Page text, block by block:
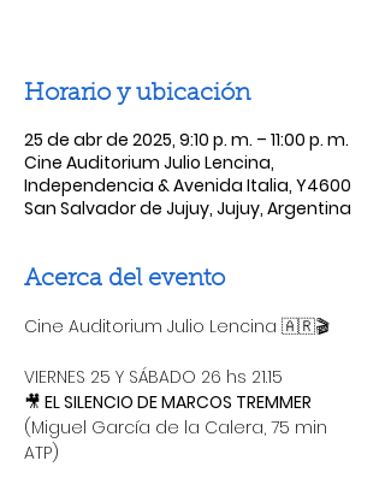
Horario y ubicación
25 de abr de 2025, 9:10 p. m. – 11:00 p. m.
Cine Auditorium Julio Lencina,
Independencia & Avenida Italia, Y4600
San Salvador de Jujuy, Jujuy, Argentina
Acerca del evento
Cine Auditorium Julio Lencina 🇦🇷🎬
VIERNES 25 Y SÁBADO 26 hs 21.15
🎥 EL SILENCIO DE MARCOS TREMMER
(Miguel García de la Calera, 75 min
ATP)